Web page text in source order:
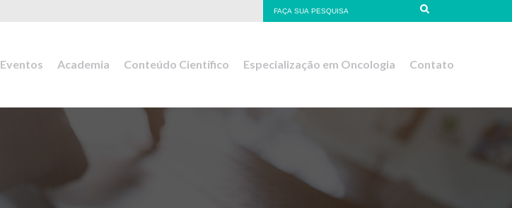
Eventos Academia Conteúdo Científico Especialização em Oncologia Contato